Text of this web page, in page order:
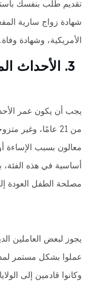
شهادة زواج سارية
الأمريكية، وشهادة وفاة.
3. الأحداث
يجب أن يكون عمر
من 21 عامًا، وغير
معالون بسبب الإساءة أو
أساسية في هذه الفئة، بما
مصلحة الطفل العودة إلى
عملوا بشكل مستمر لمدة
وكانوا قادمين إلى